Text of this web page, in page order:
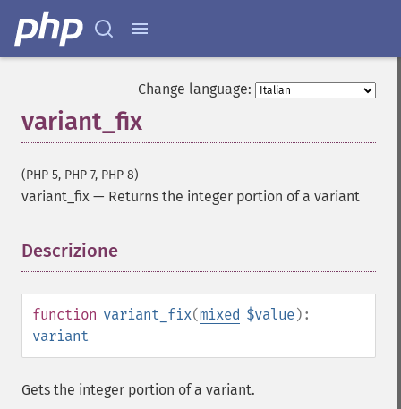
Change language:
variant_fix
(PHP 5, PHP 7, PHP 8)
variant_fix — Returns the integer portion of a variant
Descrizione
function variant_fix(mixed $value):
variant
Gets the integer portion of a variant.